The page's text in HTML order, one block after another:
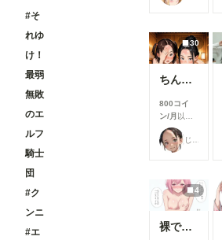
#そ
れゆ
け！
最弱
無敗
のエ
ルフ
騎士
団
#ク
ンニ
#エ
できます
30
ちんちん見つけた！
800コイ
ン/月 以上
支援すると
見ることが
できます
じゅじゅじゅ
4
裸でスポンサーを接待するアイドル【秋吉みる】編